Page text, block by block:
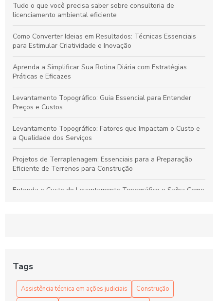
Tudo o que você precisa saber sobre consultoria de
licenciamento ambiental eficiente
Como Converter Ideias em Resultados: Técnicas Essenciais
para Estimular Criatividade e Inovação
Aprenda a Simplificar Sua Rotina Diária com Estratégias
Práticas e Eficazes
Levantamento Topográfico: Guia Essencial para Entender
Preços e Custos
Levantamento Topográfico: Fatores que Impactam o Custo e
a Qualidade dos Serviços
Projetos de Terraplenagem: Essenciais para a Preparação
Eficiente de Terrenos para Construção
Entenda o Custo do Levantamento Topográfico e Saiba Como
Dicas para Encontrar Preços Competitivos em Levantamento
Topográfico com Qualidade Garantida
Tags
Assistência técnica em ações judiciais
Construção